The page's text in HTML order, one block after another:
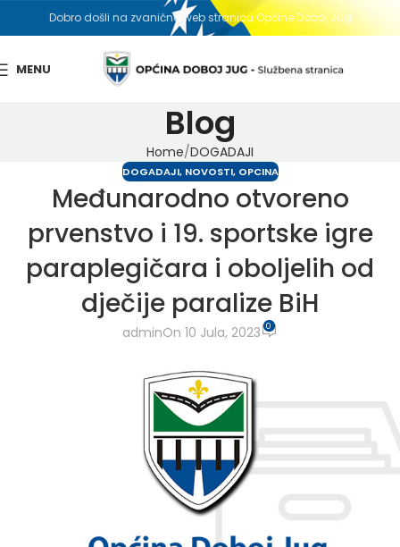
Dobro došli na zvaničnu web stranicu Općine Doboj Jug
MENU
Blog
Home DOGADAJI
DOGADAJI, NOVOSTI, OPCINA
Međunarodno otvoreno
prvenstvo i 19. sportske igre
paraplegičara i oboljelih od
dječije paralize BiH
adminOn 10 Jula, 2023 0